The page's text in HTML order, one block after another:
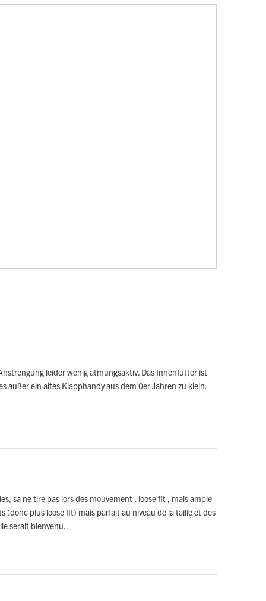
leider wenig atmungsaktiv. Das Innenfutter ist
außer ein altes Klapphandy aus dem 0er Jahren zu klein.
sa ne tire pas lors des mouvement , loose fit , mais ample
(donc plus loose fit) mais parfait au niveau de la taille et des
serait bienvenu..